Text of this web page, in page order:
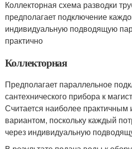
Коллекторная схема разводки
предполагает подключение
индивидуальную подводящую
практично
Коллекторная
Предполагает параллельное
сантехнического прибора к
Считается наиболее
вариантом, поскольку каждый
через индивидуальную